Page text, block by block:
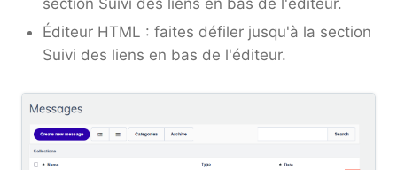
Éditeur HTML : faites défiler jusqu'à la section
Suivi des liens en bas de l'éditeur.